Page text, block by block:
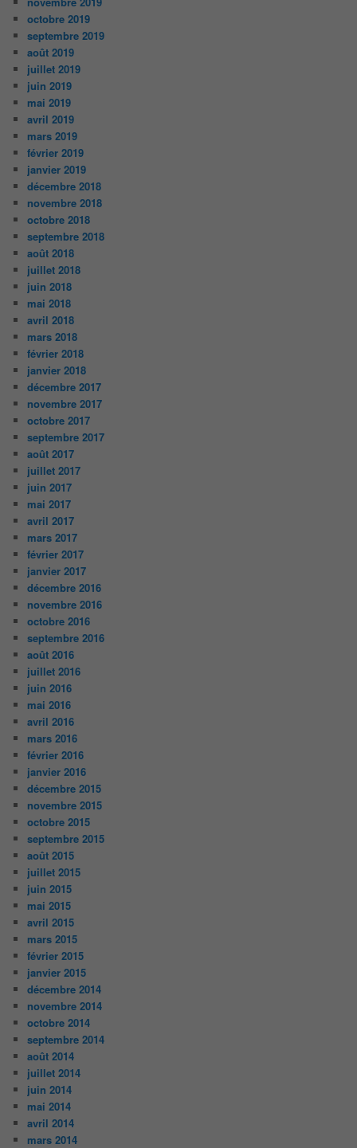
octobre 2019
septembre 2019
août 2019
juillet 2019
juin 2019
mai 2019
avril 2019
mars 2019
février 2019
janvier 2019
décembre 2018
novembre 2018
octobre 2018
septembre 2018
août 2018
juillet 2018
juin 2018
mai 2018
avril 2018
mars 2018
février 2018
janvier 2018
décembre 2017
novembre 2017
octobre 2017
septembre 2017
août 2017
juillet 2017
juin 2017
mai 2017
avril 2017
mars 2017
février 2017
janvier 2017
décembre 2016
novembre 2016
octobre 2016
septembre 2016
août 2016
juillet 2016
juin 2016
mai 2016
avril 2016
mars 2016
février 2016
janvier 2016
décembre 2015
novembre 2015
octobre 2015
septembre 2015
août 2015
juillet 2015
juin 2015
mai 2015
avril 2015
mars 2015
février 2015
janvier 2015
décembre 2014
novembre 2014
octobre 2014
septembre 2014
août 2014
juillet 2014
juin 2014
mai 2014
avril 2014
mars 2014